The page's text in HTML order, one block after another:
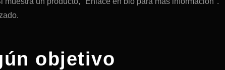
objetivo